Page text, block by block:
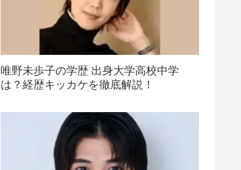
唯野未歩子の学歴 出身大学高校中学
は？経歴キッカケを徹底解説！